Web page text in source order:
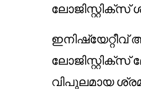
ലോജിസ്റ്റിക്സ്
ലോജിസ്റ്റിക്സ്
വിപുലമായ